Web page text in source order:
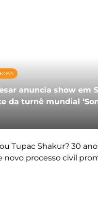
anuncia show em
da turnê mundial